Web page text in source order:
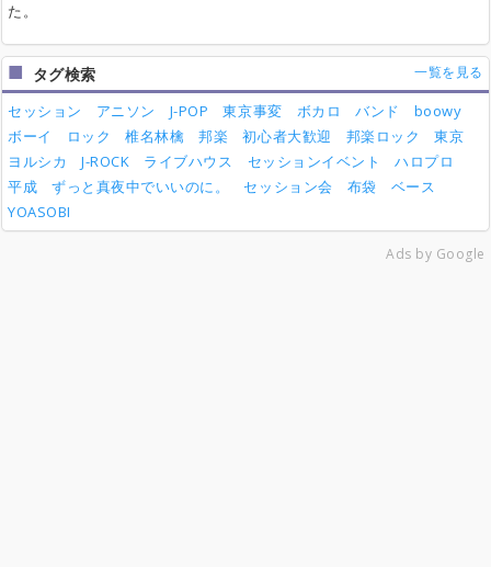
た。
タグ検索 一覧を見る
セッション アニソン J-POP 東京事変 ボカロ バンド
boowy
ボーイ
ロック 椎名林檎 邦楽 初心者大歓迎 邦楽ロック
東京
ヨルシカ
J-ROCK ライブハウス セッションイベント
ハロプロ
平成
ずっと真夜中でいいのに。 セッション会 布袋
ベース
YOASOBI
Ads by Google